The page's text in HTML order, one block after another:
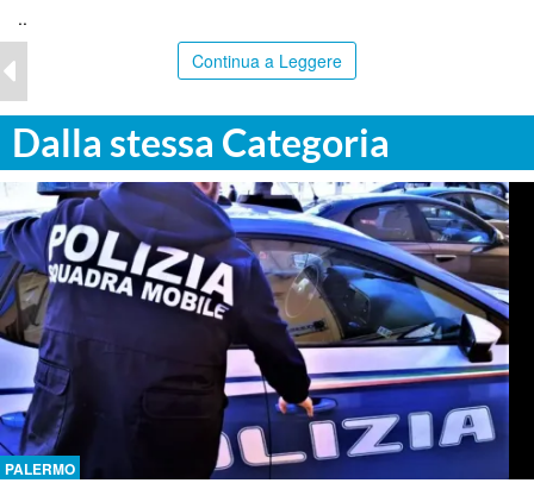
..
Continua a Leggere
Dalla stessa Categoria
PALERMO